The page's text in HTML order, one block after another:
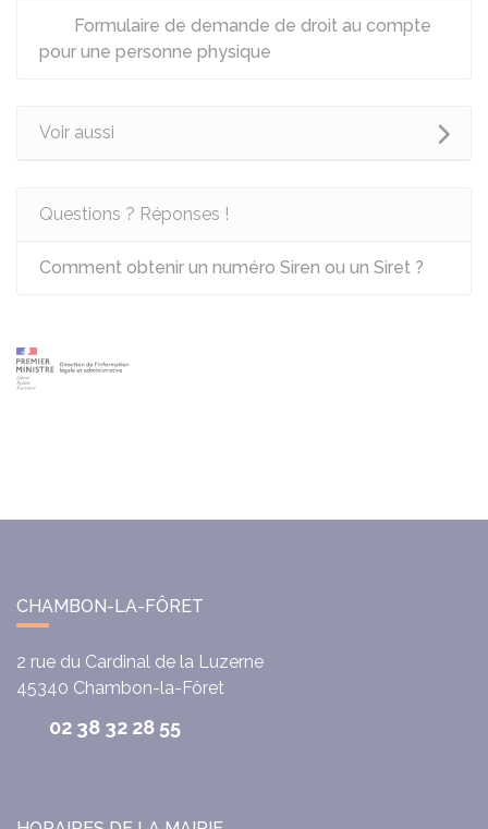
Formulaire de demande de droit au compte
pour une personne physique
Voir aussi
Questions ? Réponses !
Comment obtenir un numéro Siren ou un Siret ?
CHAMBON-LA-FÔRET
2 rue du Cardinal de la Luzerne
45340 Chambon-la-Fôret
02 38 32 28 55